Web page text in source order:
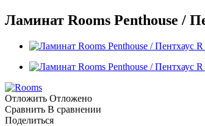
Ламинат Rooms Penthouse /
Отложить Отложено
Сравнить В сравнении
Поделиться